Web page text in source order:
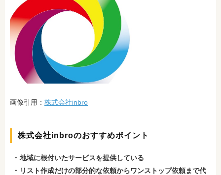
画像引用： 株式会社inbro
株式会社inbroのおすすめポイント
地域に根付いたサービスを提供している
リスト作成だけの部分的な依頼からワンストップ依頼まで代